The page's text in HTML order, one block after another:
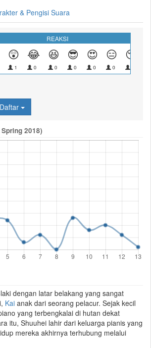
& Pengisi Suara
REAKSI
😲
1
😂
0
😆
0
😎
0
😍
0
😑
0
😴
2018)
dengan latar belakang yang sangat
Kai anak dari seorang pelacur. Sejak kecil
yang terbengkalai di hutan dekat
itu, Shuuhei lahir dari keluarga pianis yang
mereka akhirnya terhubung melalui